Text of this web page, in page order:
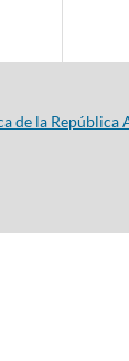
de la República